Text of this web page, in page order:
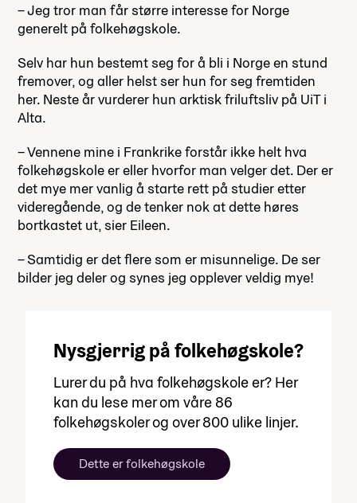
– Jeg tror man får større interesse for Norge
generelt på folkehøgskole.
Selv har hun bestemt seg for å bli i Norge en stund
fremover, og aller helst ser hun for seg fremtiden
her. Neste år vurderer hun arktisk friluftsliv på UiT i
Alta.
– Vennene mine i Frankrike forstår ikke helt hva
folkehøgskole er eller hvorfor man velger det. Der er
det mye mer vanlig å starte rett på studier etter
videregående, og de tenker nok at dette høres
bortkastet ut, sier Eileen.
– Samtidig er det flere som er misunnelige. De ser
bilder jeg deler og synes jeg opplever veldig mye!
Nysgjerrig på folkehøgskole?
Lurer du på hva folkehøgskole er? Her
kan du lese mer om våre 86
folkehøgskoler og over 800 ulike linjer.
Dette er folkehøgskole